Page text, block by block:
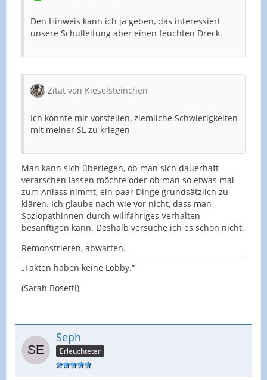
Den Hinweis kann ich ja geben, das interessiert
unsere Schulleitung aber einen feuchten Dreck.
Zitat von Kieselsteinchen
Ich könnte mir vorstellen, ziemliche Schwierigkeiten
mit meiner SL zu kriegen
Man kann sich überlegen, ob man sich dauerhaft
verarschen lassen möchte oder ob man so etwas mal
zum Anlass nimmt, ein paar Dinge grundsätzlich zu
klären. Ich glaube nach wie vor nicht, dass man
Soziopathinnen durch willfähriges Verhalten
besänftigen kann. Deshalb versuche ich es schon nicht.
Remonstrieren, abwarten.
„Fakten haben keine Lobby.“
(Sarah Bosetti)
Seph
Erleuchteter